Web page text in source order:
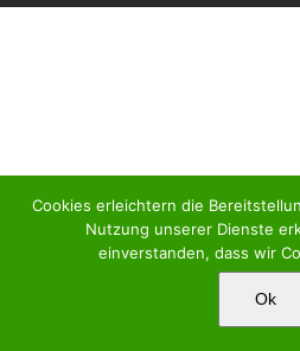
Cookies erleichtern die
Nutzung unserer Dienste
einverstanden, dass wir
Ok